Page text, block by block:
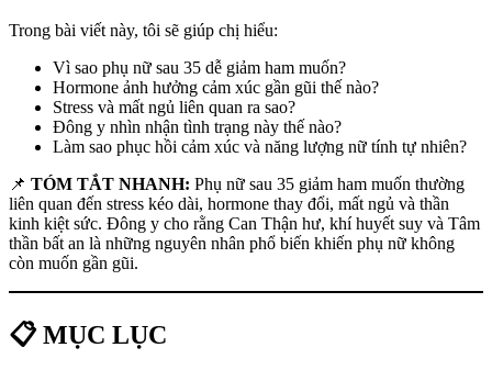
Trong bài viết này, tôi sẽ giúp chị hiểu:
Vì sao phụ nữ sau 35 dễ giảm ham muốn?
Hormone ảnh hưởng cảm xúc gần gũi thế nào?
Stress và mất ngủ liên quan ra sao?
Đông y nhìn nhận tình trạng này thế nào?
Làm sao phục hồi cảm xúc và năng lượng nữ tính tự nhiên?
📌 TÓM TẮT NHANH: Phụ nữ sau 35 giảm ham muốn thường
liên quan đến stress kéo dài, hormone thay đổi, mất ngủ và thần
kinh kiệt sức. Đông y cho rằng Can Thận hư, khí huyết suy và Tâm
thần bất an là những nguyên nhân phổ biến khiến phụ nữ không
còn muốn gần gũi.
📋 MỤC LỤC